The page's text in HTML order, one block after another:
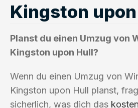
Kingston
Planst du einen Umzug von
Kingston upon Hull?
Wenn du einen Umzug von
Kingston upon Hull planst,
sicherlich, was dich das kosten